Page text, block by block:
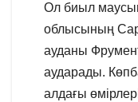
Ол биыл
облысының
ауданы
аударады.
алдағы